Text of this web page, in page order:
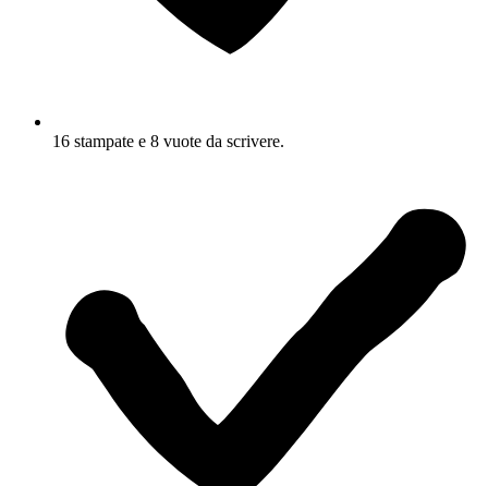
16 stampate e 8 vuote da scrivere.